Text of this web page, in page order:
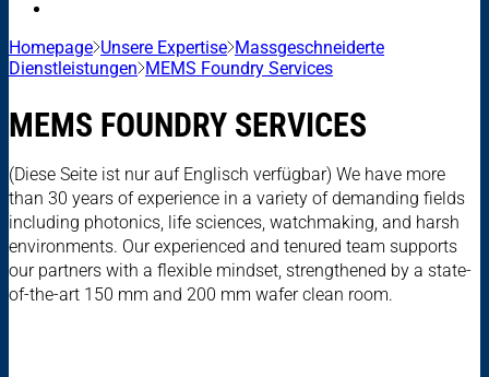
Homepage Unsere Expertise Massgeschneiderte
Dienstleistungen MEMS Foundry Services
MEMS FOUNDRY SERVICES
(Diese Seite ist nur auf Englisch verfügbar) We have more
than 30 years of experience in a variety of demanding fields
including photonics, life sciences, watchmaking, and harsh
environments. Our experienced and tenured team supports
our partners with a flexible mindset, strengthened by a state-
of-the-art 150 mm and 200 mm wafer clean room.